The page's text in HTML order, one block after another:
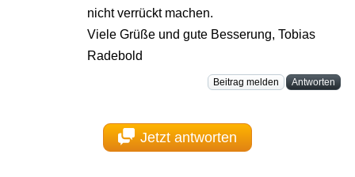
nicht verrückt machen.
Viele Grüße und gute Besserung, Tobias
Radebold
Beitrag melden Antworten
Jetzt antworten